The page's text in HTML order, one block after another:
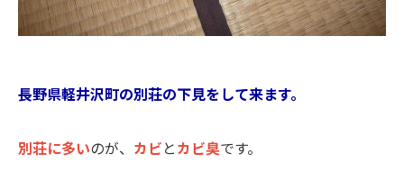
長野県軽井沢町の別荘の下見をして来ます。
別荘に多いのが、 カビとカビ臭です。